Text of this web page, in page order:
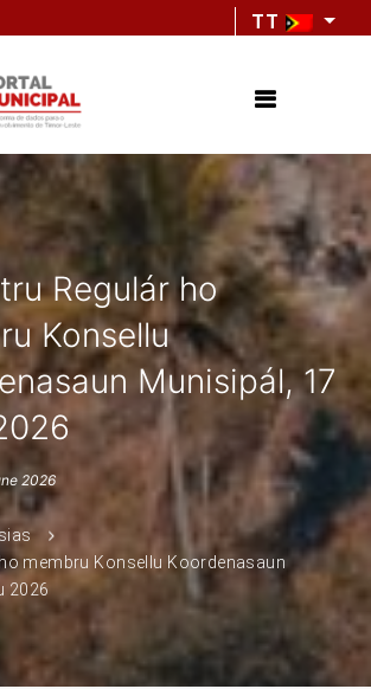
TT
Regulár ho
Konsellu
Munisipál, 17
2026
membru Konsellu Koordenasaun
2026